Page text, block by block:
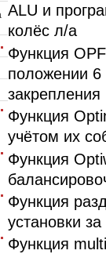
ALU и
колёс л/а
Функция
положении 6
закрепления
Функция
учётом их
Функция
Функция
установки
Функция